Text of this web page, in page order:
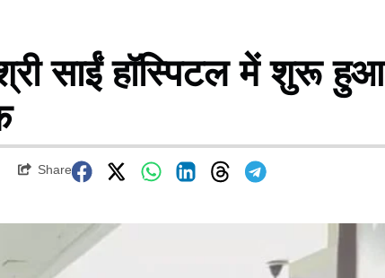
साईं हॉस्पिटल में शुरू हुआ
Share